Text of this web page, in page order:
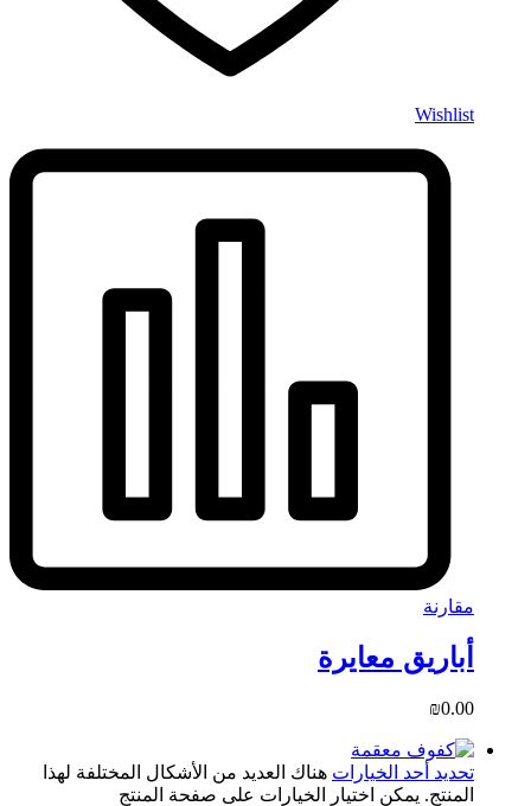
Wishlist
مقارنة
أباريق معايرة
₪0.00
تحديد أحد الخيارات هناك العديد من الأشكال المختلفة لهذا
المنتج. يمكن اختيار الخيارات على صفحة المنتج